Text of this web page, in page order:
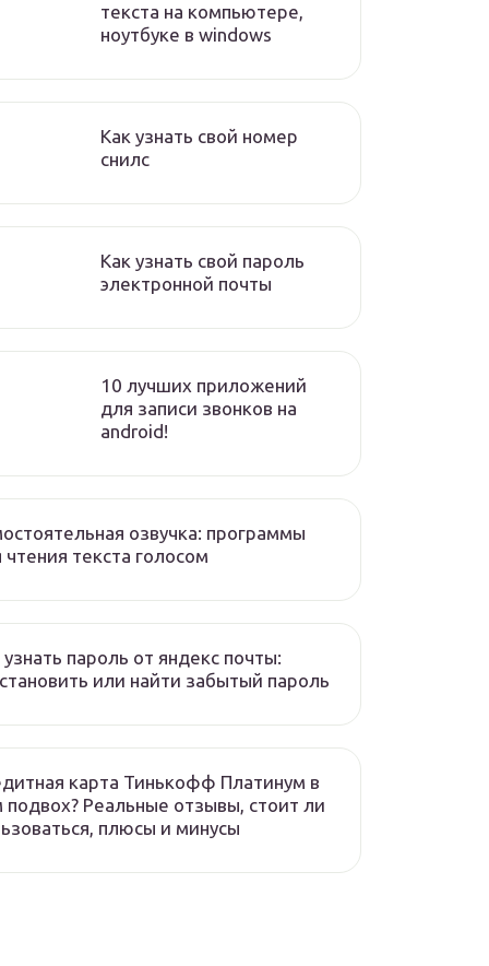
текста на компьютере,
ноутбуке в windows
Как узнать свой номер
снилс
Как узнать свой пароль
электронной почты
10 лучших приложений
для записи звонков на
android!
озвучка: программы
чтения текста голосом
узнать пароль от яндекс почты:
или найти забытый пароль
карта Тинькофф Платинум в
подвох? Реальные отзывы, стоит ли
плюсы и минусы